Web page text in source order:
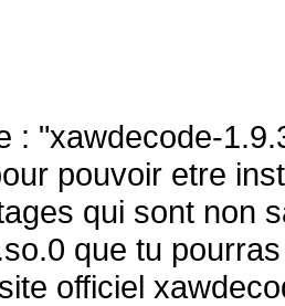
: "xawdecode-
pouvoir etre
qui sont non
que tu
officiel